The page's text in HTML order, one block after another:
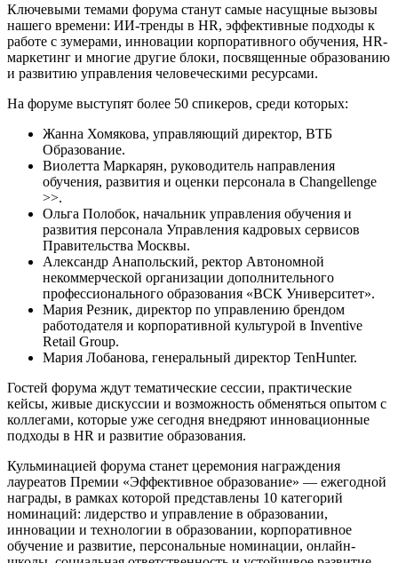
Ключевыми темами форума станут самые насущные вызовы
нашего времени: ИИ-тренды в HR, эффективные подходы к
работе с зумерами, инновации корпоративного обучения, HR-
маркетинг и многие другие блоки, посвященные образованию
и развитию управления человеческими ресурсами.
На форуме выступят более 50 спикеров, среди которых:
Жанна Хомякова, управляющий директор, ВТБ
Образование.
Виолетта Маркарян, руководитель направления
обучения, развития и оценки персонала в Changellenge
>>.
Ольга Полобок, начальник управления обучения и
развития персонала Управления кадровых сервисов
Правительства Москвы.
Александр Анапольский, ректор Автономной
некоммерческой организации дополнительного
профессионального образования «ВСК Университет».
Мария Резник, директор по управлению брендом
работодателя и корпоративной культурой в Inventive
Retail Group.
Мария Лобанова, генеральный директор TenHunter.
Гостей форума ждут тематические сессии, практические
кейсы, живые дискуссии и возможность обменяться опытом с
коллегами, которые уже сегодня внедряют инновационные
подходы в HR и развитие образования.
Кульминацией форума станет церемония награждения
лауреатов Премии «Эффективное образование» — ежегодной
награды, в рамках которой представлены 10 категорий
номинаций: лидерство и управление в образовании,
инновации и технологии в образовании, корпоративное
обучение и развитие, персональные номинации, онлайн-